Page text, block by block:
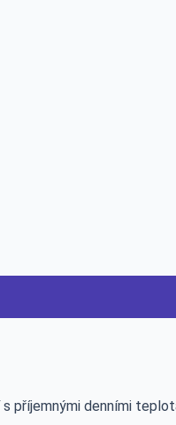
příjemnými denními